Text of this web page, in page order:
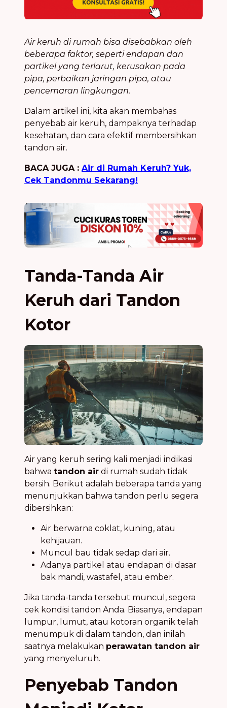
Air keruh di rumah bisa disebabkan oleh
beberapa faktor, seperti endapan dan
partikel yang terlarut, kerusakan pada
pipa, perbaikan jaringan pipa, atau
pencemaran lingkungan.
Dalam artikel ini, kita akan membahas
penyebab air keruh, dampaknya terhadap
kesehatan, dan cara efektif membersihkan
tandon air.
BACA JUGA : Air di Rumah Keruh? Yuk,
Cek Tandonmu Sekarang!
Tanda-Tanda Air
Keruh dari Tandon
Kotor
Air yang keruh sering kali menjadi indikasi
bahwa tandon air di rumah sudah tidak
bersih. Berikut adalah beberapa tanda yang
menunjukkan bahwa tandon perlu segera
dibersihkan:
Air berwarna coklat, kuning, atau
kehijauan.
Muncul bau tidak sedap dari air.
Adanya partikel atau endapan di dasar
bak mandi, wastafel, atau ember.
Jika tanda-tanda tersebut muncul, segera
cek kondisi tandon Anda. Biasanya, endapan
lumpur, lumut, atau kotoran organik telah
menumpuk di dalam tandon, dan inilah
saatnya melakukan perawatan tandon air
yang menyeluruh.
Penyebab Tandon